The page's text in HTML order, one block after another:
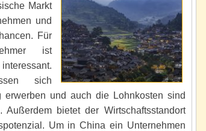
Markt
und
Für
ist
sich
erwerben und auch die Lohnkosten sind
Außerdem bietet der Wirtschaftsstandort
Um in China ein Unternehmen